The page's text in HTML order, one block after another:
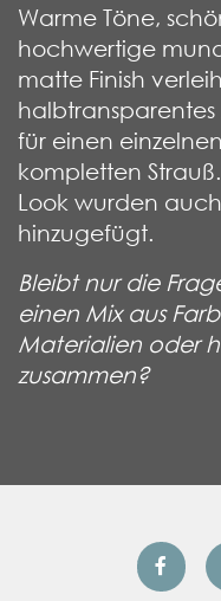
Warme Töne,
hochwertige
matte Finish
halbtransparentes
für einen
kompletten
Look wurden
hinzugefügt.
Bleibt nur die
einen Mix aus
Materialien oder
zusammen?